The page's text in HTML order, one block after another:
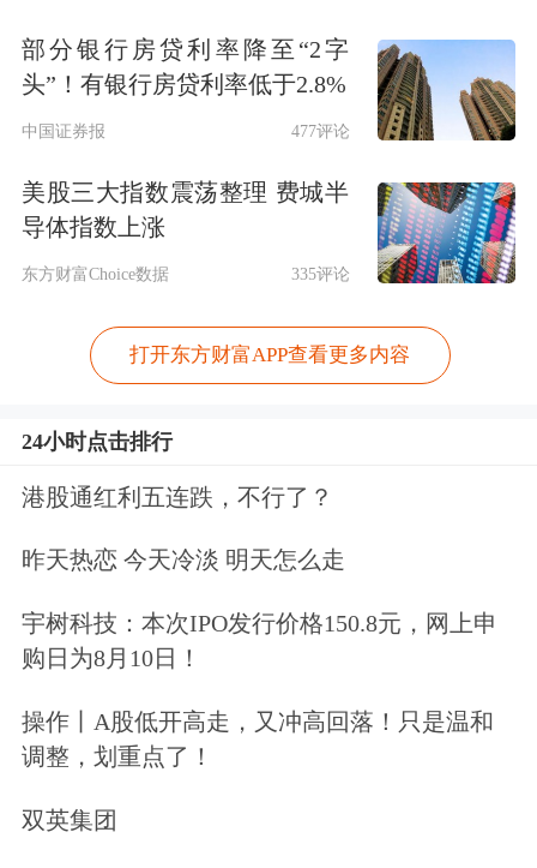
部分银行房贷利率降至“2字
头”！有银行房贷利率低于2.8%
中国证券报 477评论
美股三大指数震荡整理 费城半
导体指数上涨
东方财富Choice数据 335评论
打开东方财富APP查看更多内容
24小时点击排行
港股通红利五连跌，不行了？
昨天热恋 今天冷淡 明天怎么走
宇树科技：本次IPO发行价格150.8元，网上申
购日为8月10日！
操作丨A股低开高走，又冲高回落！只是温和
调整，划重点了！
双英集团